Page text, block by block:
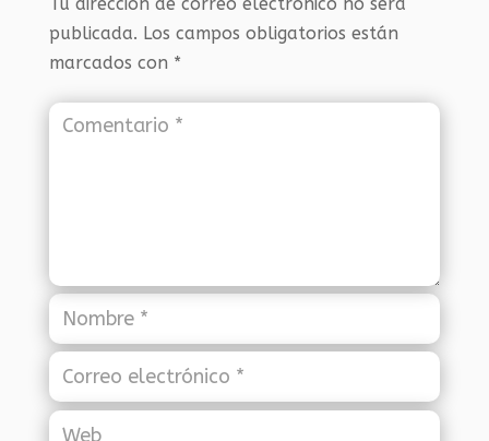
publicada. Los campos obligatorios están
marcados con *